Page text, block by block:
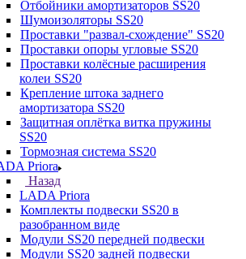
Отбойники амортизаторов SS20
Шумоизоляторы SS20
Проставки "развал-схождение" SS20
Проставки опоры угловые SS20
Проставки колёсные расширения
колеи SS20
Крепление штока заднего
амортизатора SS20
Защитная оплётка витка пружины
SS20
Тормозная система SS20
Priora
Назад
LADA Priora
Комплекты подвески SS20 в
разобранном виде
Модули SS20 передней подвески
Модули SS20 задней подвески